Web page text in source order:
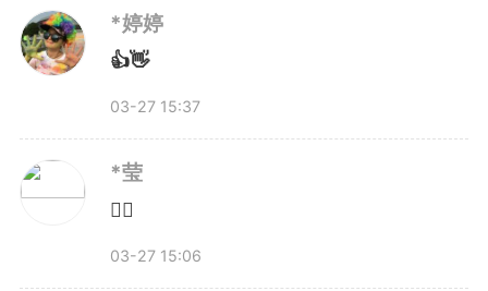
在宣城，人社、总工会、教体
局联合发出的倡议书，释放了另一
个积极信号。
倡议明确提出：建议提前摸排
家有义务教育阶段学生的职工需
*婷婷
👍👋
03-27 15:37
*莹
👍🏻
03-27 15:06